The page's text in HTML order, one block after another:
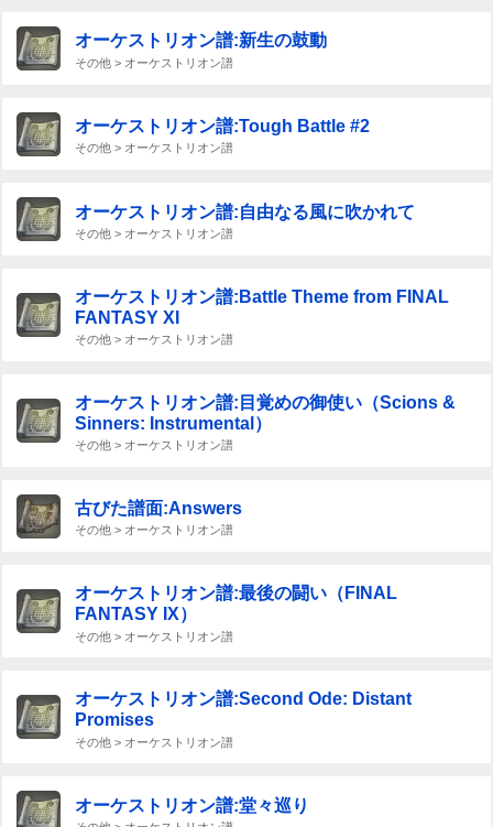
オーケストリオン譜:新生の鼓動
その他 > オーケストリオン譜
オーケストリオン譜:Tough Battle #2
その他 > オーケストリオン譜
オーケストリオン譜:自由なる風に吹かれて
その他 > オーケストリオン譜
オーケストリオン譜:Battle Theme from FINAL
FANTASY XI
その他 > オーケストリオン譜
オーケストリオン譜:目覚めの御使い（Scions &
Sinners: Instrumental）
その他 > オーケストリオン譜
古びた譜面:Answers
その他 > オーケストリオン譜
オーケストリオン譜:最後の闘い（FINAL
FANTASY IX）
その他 > オーケストリオン譜
オーケストリオン譜:Second Ode: Distant
Promises
その他 > オーケストリオン譜
オーケストリオン譜:堂々巡り